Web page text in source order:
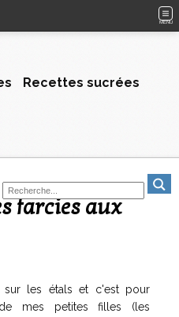
MENU
Recettes sucrées
sur les étals et c'est pour
de mes petites filles (les